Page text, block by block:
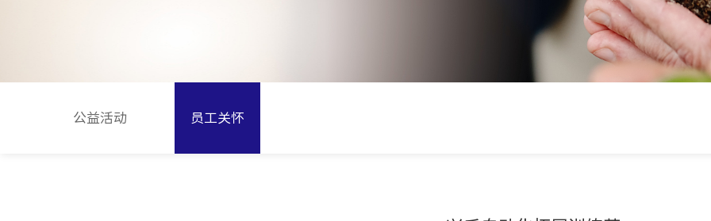
公益活动 员工关怀